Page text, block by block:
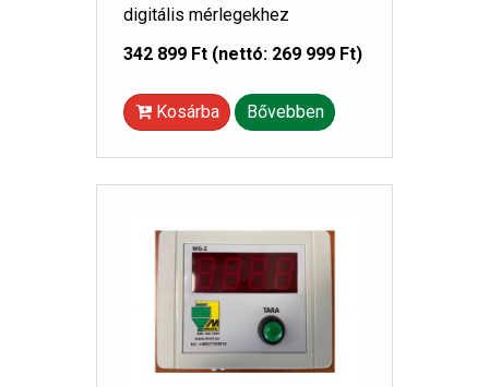
digitális mérlegekhez
342 899 Ft (nettó: 269 999 Ft)
Kosárba Bővebben